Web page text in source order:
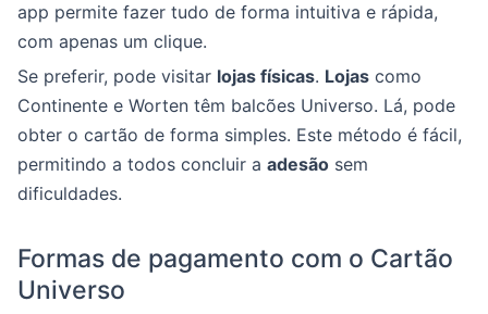
app permite fazer tudo de forma intuitiva e rápida,
com apenas um clique.
Se preferir, pode visitar lojas físicas. Lojas como
Continente e Worten têm balcões Universo. Lá, pode
obter o cartão de forma simples. Este método é fácil,
permitindo a todos concluir a adesão sem
dificuldades.
Formas de pagamento com o Cartão
Universo